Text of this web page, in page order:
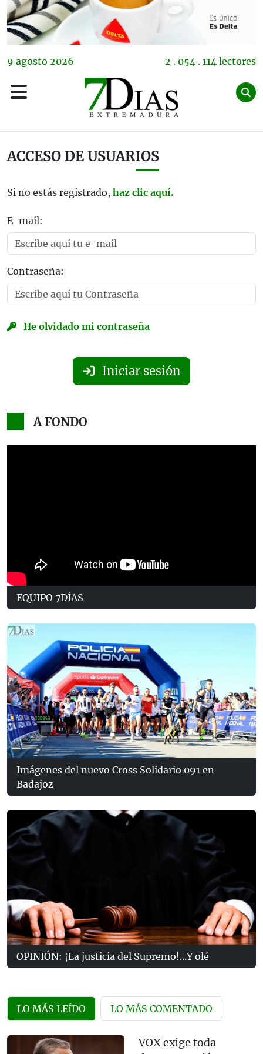
9 agosto 2026 2 . 054 . 114 lectores
ACCESO DE USUARIOS
Si no estás registrado, haz clic aquí.
E-mail:
Contraseña:
He olvidado mi contraseña
Iniciar sesión
A FONDO
EQUIPO 7DÍAS
Imágenes del nuevo Cross Solidario 091 en
Badajoz
OPINIÓN: ¡La justicia del Supremo!...Y olé
LO MÁS LEÍDO LO MÁS COMENTADO
VOX exige toda